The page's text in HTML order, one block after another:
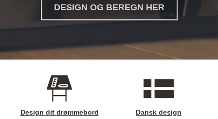
DESIGN OG BEREGN HER
Design dit drømmebord Dansk design